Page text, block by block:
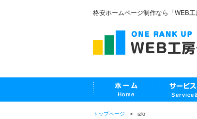
格安ホームページ制作なら「WEB
トップページ izlo